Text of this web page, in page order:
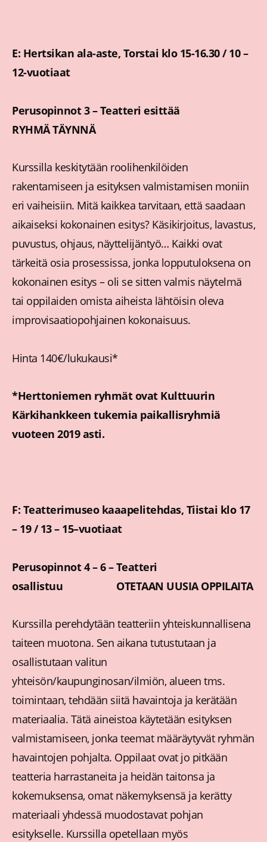
E: Hertsikan ala-aste, Torstai klo 15-16.30 / 10 –
12-vuotiaat
Perusopinnot 3 – Teatteri esittää
RYHMÄ TÄYNNÄ
Kurssilla keskitytään roolihenkilöiden
rakentamiseen ja esityksen valmistamisen moniin
eri vaiheisiin. Mitä kaikkea tarvitaan, että saadaan
aikaiseksi kokonainen esitys? Käsikirjoitus, lavastus,
puvustus, ohjaus, näyttelijäntyö… Kaikki ovat
tärkeitä osia prosessissa, jonka lopputuloksena on
kokonainen esitys – oli se sitten valmis näytelmä
tai oppilaiden omista aiheista lähtöisin oleva
improvisaatiopohjainen kokonaisuus.
Hinta 140€/lukukausi*
*Herttoniemen ryhmät ovat Kulttuurin
Kärkihankkeen tukemia paikallisryhmiä
vuoteen 2019 asti.
F: Teatterimuseo kaaapelitehdas, Tiistai klo 17
– 19 / 13 – 15–vuotiaat
Perusopinnot 4 – 6 – Teatteri
osallistuu OTETAAN UUSIA OPPILAITA
Kurssilla perehdytään teatteriin yhteiskunnallisena
taiteen muotona. Sen aikana tutustutaan ja
osallistutaan valitun
yhteisön/kaupunginosan/ilmiön, alueen tms.
toimintaan, tehdään siitä havaintoja ja kerätään
materiaalia. Tätä aineistoa käytetään esityksen
valmistamiseen, jonka teemat määräytyvät ryhmän
havaintojen pohjalta. Oppilaat ovat jo pitkään
teatteria harrastaneita ja heidän taitonsa ja
kokemuksensa, omat näkemyksensä ja kerätty
materiaali yhdessä muodostavat pohjan
esitykselle. Kurssilla opetellaan myös